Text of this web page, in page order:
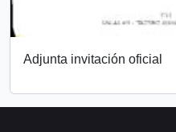
Adjunta invitación oficial